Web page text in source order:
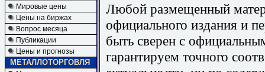
Мировые цены
Цены на биржах
Вопрос месяца
Публикации
Цены и прогнозы
МЕТАЛЛОТОРГОВЛЯ
Любой размещенный
официального издания и
быть сверен с
гарантируем точного